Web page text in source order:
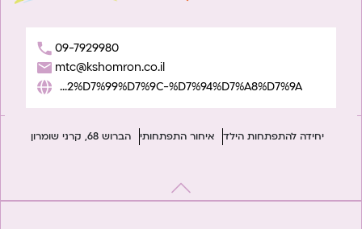
09-7929980
mtc@kshomron.co.il
https://www.karneishomron.co.il/%D7%9E%D7%A8%D7%9B%D7%96-%D7%9E%D7%A4%D7%AA%D7%97-%D7%94%D7%9E%D7%A8%D7%9B%D7%96-%D7%9C%D7%92%D7%99%D7%9C-%D7%94%D7%A8%D7%9A/
יחידה להתפתחות הילד איחור התפתחותי הברוש 68, קרני שומרון